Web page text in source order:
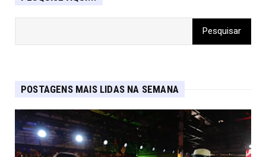
POSTAGENS MAIS LIDAS NA SEMANA